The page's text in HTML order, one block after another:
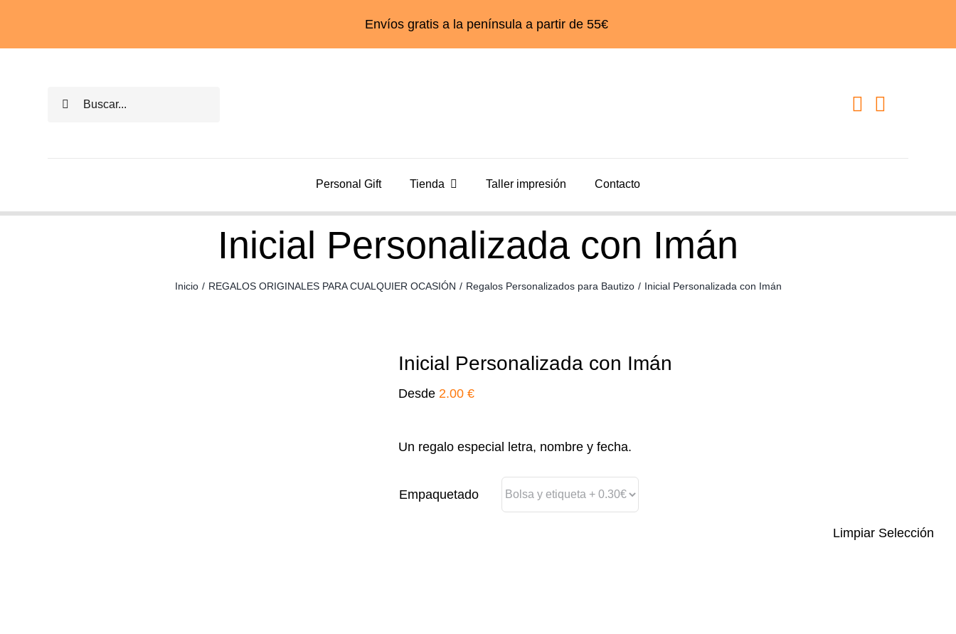
Envíos gratis a la península a partir de 55€
Buscar:
Personal Gift Tienda Taller impresión Contacto
Inicial Personalizada con Imán
Inicio / REGALOS ORIGINALES PARA CUALQUIER OCASIÓN / Regalos Personalizados para Bautizo / Inicial Personalizada con Imán
Inicial Personalizada con Imán
Desde 2.00 €
Un regalo especial letra, nombre y fecha.
Empaquetado
Limpiar Selección